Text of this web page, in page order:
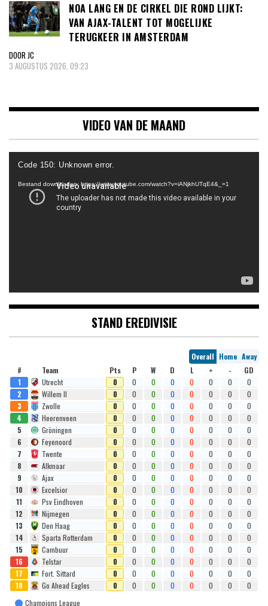
NOA LANG EN DE CIRKEL DIE ROND LIJKT:
VAN AJAX-TALENT TOT MOGELIJKE
TERUGKEER IN AMSTERDAM
DOOR JC
3 AUGUSTUS 2026, 09:23
VIDEO VAN DE MAAND
Videospeler
Code 150: Unknown error.
Bestand downloaden: https://www.youtube.com/watch?v=iANjkhUTqE4&_=1
STAND EREDIVISIE
Overall Home Away
#
Team Pts P W D L + -
GD
1
Utrecht 0 0 0 0 0 0 0
0
2
Willem II 0 0 0 0 0 0 0
0
3
Zwolle 0 0 0 0 0 0 0
0
4
Heerenveen 0 0 0 0 0 0 0
0
5
Gröningen 0 0 0 0 0 0 0
0
6
Feyenoord 0 0 0 0 0 0 0
0
7
Twente 0 0 0 0 0 0 0
0
8
Alkmaar 0 0 0 0 0 0 0
0
9
Ajax 0 0 0 0 0 0 0
0
10
Excelsior 0 0 0 0 0 0 0
0
11
Psv Eindhoven 0 0 0 0 0 0 0
0
12
Nijmegen 0 0 0 0 0 0 0
0
13
Den Haag 0 0 0 0 0 0 0
0
14
Sparta Rotterdam 0 0 0 0 0 0 0
0
15
Cambuur 0 0 0 0 0 0 0
0
16
Telstar 0 0 0 0 0 0 0
0
17
Fort. Sittard 0 0 0 0 0 0 0
0
18
Go Ahead Eagles 0 0 0 0 0 0 0
0
Champions League